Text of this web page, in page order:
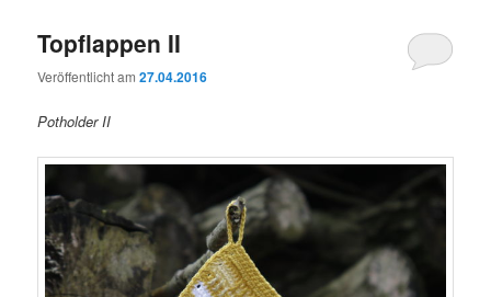
Topflappen II
Veröffentlicht am27.04.2016
Potholder II